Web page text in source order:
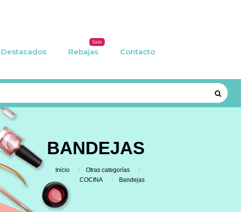
Destacados Rebajas
Sale
Contacto
BANDEJAS
Inicio
Otras categorías
COCINA
Bandejas